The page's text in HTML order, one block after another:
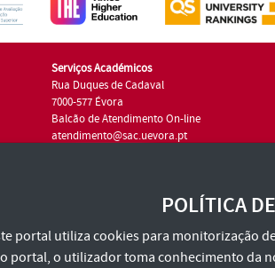
Serviços Académicos
Rua Duques de Cadaval
7000-577 Évora
Balcão de Atendimento On-line
atendimento@sac.uevora.pt
Privacidade
POLÍTICA
portal utiliza cookies para monitorização
portal, o utilizador toma conhecimento da